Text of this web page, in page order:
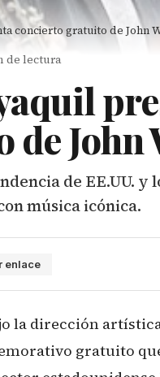
concierto gratuito de John
de lectura
John
de EE.UU. y
música icónica.
enlace
la dirección
gratuito